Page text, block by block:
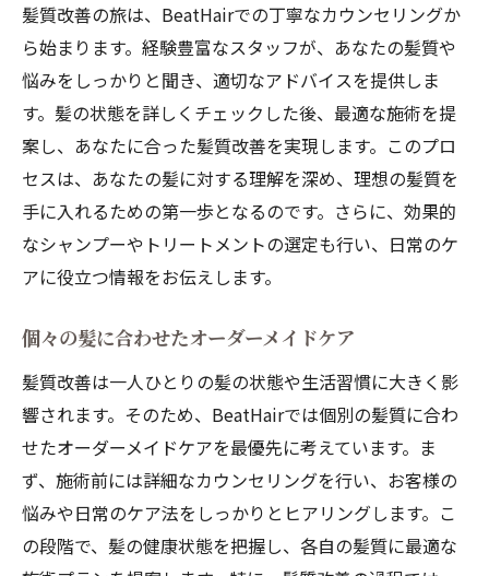
髪質改善の旅は、BeatHairでの丁寧なカウンセリングか
ら始まります。経験豊富なスタッフが、あなたの髪質や
悩みをしっかりと聞き、適切なアドバイスを提供しま
す。髪の状態を詳しくチェックした後、最適な施術を提
案し、あなたに合った髪質改善を実現します。このプロ
セスは、あなたの髪に対する理解を深め、理想の髪質を
手に入れるための第一歩となるのです。さらに、効果的
なシャンプーやトリートメントの選定も行い、日常のケ
アに役立つ情報をお伝えします。
個々の髪に合わせたオーダーメイドケア
髪質改善は一人ひとりの髪の状態や生活習慣に大きく影
響されます。そのため、BeatHairでは個別の髪質に合わ
せたオーダーメイドケアを最優先に考えています。ま
ず、施術前には詳細なカウンセリングを行い、お客様の
悩みや日常のケア法をしっかりとヒアリングします。こ
の段階で、髪の健康状態を把握し、各自の髪質に最適な